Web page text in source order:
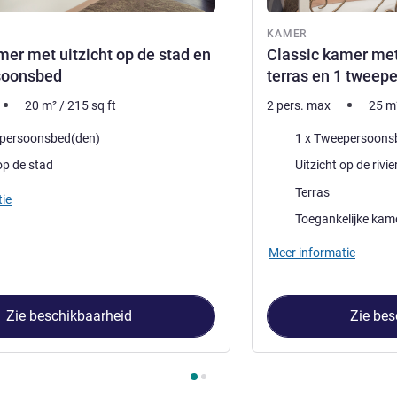
met uitzicht op de stad en
20 m² /215sq ft
de stad
Zie beschikbaarheid
KAMER
Classic kamer
terras en 1
2 pers. max 25
Beddengoed
1 x
Uitzicht:Uitzicht op de
Pluspunten van de
Terras
Toegankelijke
Meer informatie
Zie